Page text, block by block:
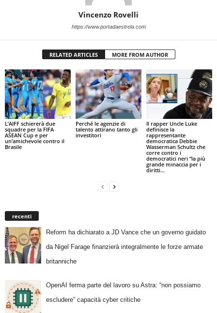
Vincenzo Rovelli
https://www.portadaestrela.com
RELATED ARTICLES MORE FROM AUTHOR
L’AIFF schiererà due
squadre per la FIFA
ASEAN Cup e per
un’amichevole contro il
Brasile
Perché le agenzie di
talento attirano tanto gli
investitori
Il rapper Uncle Luke
definisce la
rappresentante
democratica Debbie
Wasserman Schultz che
corre contro i
democratici neri “la più
grande minaccia per i
diritti...
recenti
Reform ha dichiarato a JD Vance che un governo guidato
da Nigel Farage finanzierà integralmente le forze armate
britanniche
OpenAI ferma parte del lavoro su Astra: “non possiamo
escludere” capacità cyber critiche